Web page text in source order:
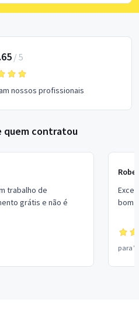
/ 5
nossos profissionais
quem contratou
trabalho de
grátis e não é
bom
para